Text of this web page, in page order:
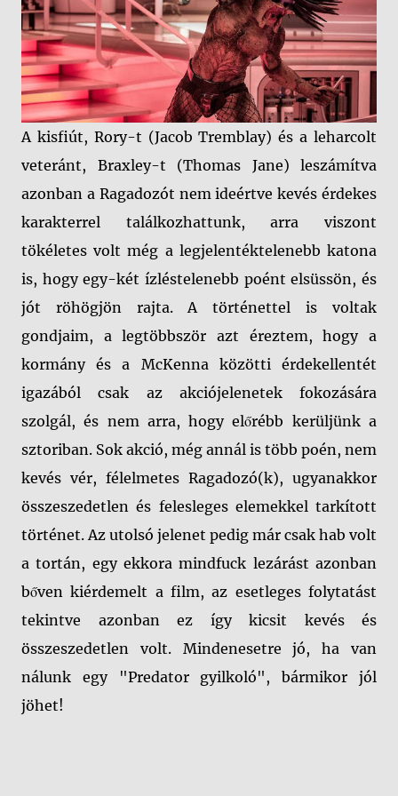
A kisfiút, Rory-t (Jacob Tremblay) és a leharcolt
veteránt, Braxley-t (Thomas Jane) leszámítva
azonban a Ragadozót nem ideértve kevés érdekes
karakterrel találkozhattunk, arra viszont
tökéletes volt még a legjelentéktelenebb katona
is, hogy egy-két ízléstelenebb poént elsüssön, és
jót röhögjön rajta. A történettel is voltak
gondjaim, a legtöbbször azt éreztem, hogy a
kormány és a McKenna közötti érdekellentét
igazából csak az akciójelenetek fokozására
szolgál, és nem arra, hogy előrébb kerüljünk a
sztoriban. Sok akció, még annál is több poén, nem
kevés vér, félelmetes Ragadozó(k), ugyanakkor
összeszedetlen és felesleges elemekkel tarkított
történet. Az utolsó jelenet pedig már csak hab volt
a tortán, egy ekkora mindfuck lezárást azonban
bőven kiérdemelt a film, az esetleges folytatást
tekintve azonban ez így kicsit kevés és
összeszedetlen volt. Mindenesetre jó, ha van
nálunk egy "Predator gyilkoló", bármikor jól
jöhet!